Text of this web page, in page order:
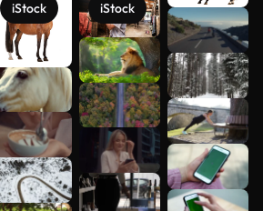
iStock iStock
Mehr
anzeigen